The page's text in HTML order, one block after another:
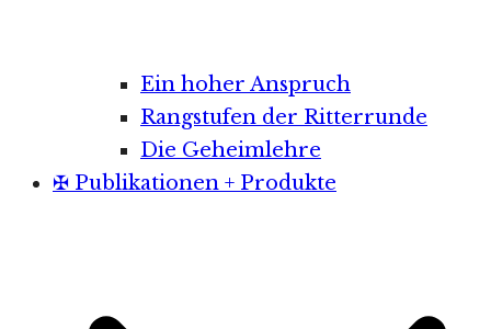
Ein hoher Anspruch
Rangstufen der Ritterrunde
Die Geheimlehre
✠ Publikationen + Produkte